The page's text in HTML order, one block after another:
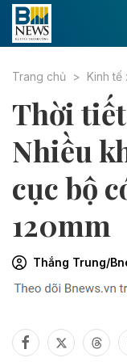
Trang chủ Kinh tế
Thời
Nhiều
cục bộ
120mm
Thắng Trung/